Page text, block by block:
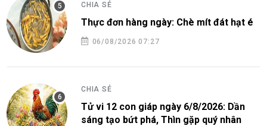
CHIA SẺ
Thực đơn hàng ngày: Chè mít đát hạt é
06/08/2026 07:27
CHIA SẺ
Tử vi 12 con giáp ngày 6/8/2026: Dần
sáng tạo bứt phá, Thìn gặp quý nhân